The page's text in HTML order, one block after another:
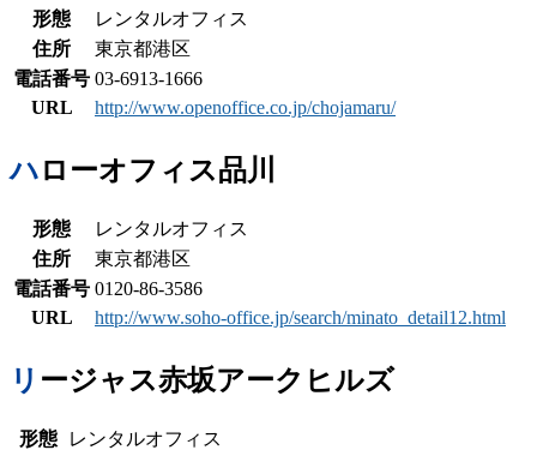
形態
レンタルオフィス
住所
東京都港区
電話番号 03-6913-1666
URL
http://www.openoffice.co.jp/chojamaru/
ハローオフィス品川
形態
レンタルオフィス
住所
東京都港区
電話番号 0120-86-3586
URL
http://www.soho-office.jp/search/minato_detail12.html
リージャス赤坂アークヒルズ
形態
レンタルオフィス